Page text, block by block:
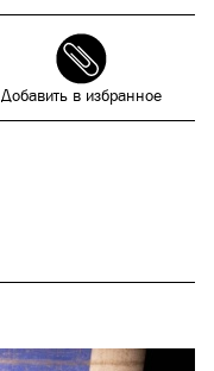
Добавить в избранное